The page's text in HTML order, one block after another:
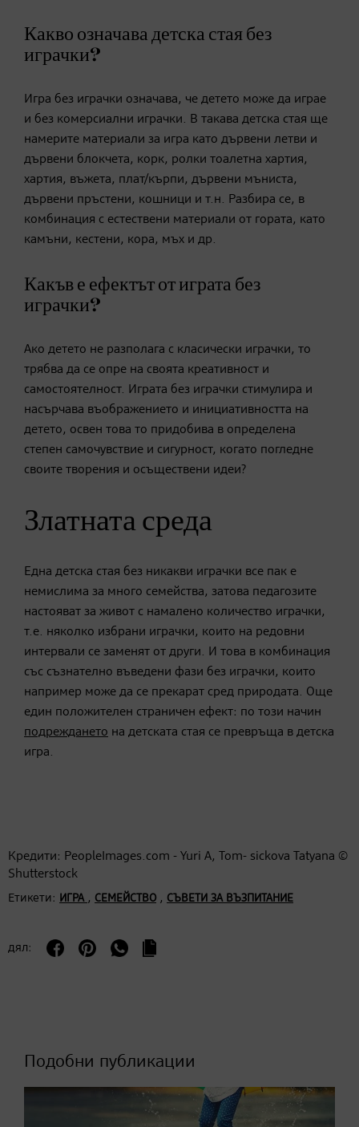
Какво означава детска стая без
играчки?
Игра без играчки означава, че детето може да играе
и без комерсиални играчки. В такава детска стая ще
намерите материали за игра като дървени летви и
дървени блокчета, корк, ролки тоалетна хартия,
хартия, въжета, плат/кърпи, дървени мъниста,
дървени пръстени, кошници и т.н. Разбира се, в
комбинация с естествени материали от гората, като
камъни, кестени, кора, мъх и др.
Какъв е ефектът от играта без
играчки?
Ако детето не разполага с класически играчки, то
трябва да се опре на своята креативност и
самостоятелност. Играта без играчки стимулира и
насърчава въображението и инициативността на
детето, освен това то придобива в определена
степен самочувствие и сигурност, когато погледне
своите творения и осъществени идеи?
Златната среда
Една детска стая без никакви играчки все пак е
немислима за много семейства, затова педагозите
настояват за живот с намалено количество играчки,
т.е. няколко избрани играчки, които на редовни
интервали се заменят от други. И това в комбинация
със съзнателно въведени фази без играчки, които
например може да се прекарат сред природата. Още
един положителен страничен ефект: по този начин
подреждането на детската стая се превръща в детска
игра.
Кредити: PeopleImages.com - Yuri A, Tom- sickova Tatyana ©
Shutterstock
Етикети: ИГРА , СЕМЕЙСТВО , СЪВЕТИ ЗА ВЪЗПИТАНИЕ
дял:
Подобни публикации